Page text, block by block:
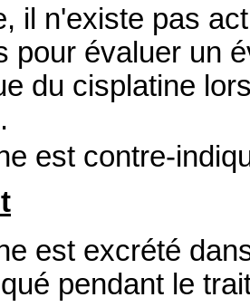
il n'existe pas
pour évaluer un
du cisplatine
est contre-
est excrété
pendant le